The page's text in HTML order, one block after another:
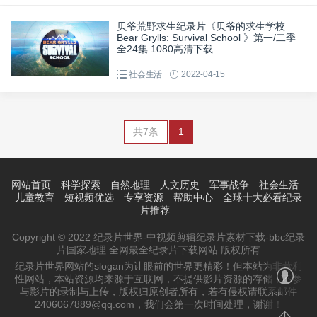
贝爷荒野求生纪录片《贝爷的求生学校
Bear Grylls: Survival School 》第一/二季
全24集 1080高清下载
社会生活 2022-04-15
共7条 1
网站首页 科学探索 自然地理 人文历史 军事战争
社会生活
儿童教育
短视频优选 专享资源 帮助中心
全球十大必看纪录
片推荐
Copyright © 2022 纪录片世界-中视频剪辑纪录片素材下载-bbc纪录
片国家地理 全网最全纪录片下载网站 版权所有
纪录片世界网站的slogan为让眼前的世界更精彩！但本站为非营利
性网站，本站资源均来源于互联网，不提供影片资源的存储，不参
与影片的录制与上传，版权归原创者所有，若有侵权请联系邮件
2406067889@qq.com，我们会第一次时间处理，谢谢！